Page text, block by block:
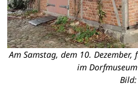
Am Samstag, dem 10.
im